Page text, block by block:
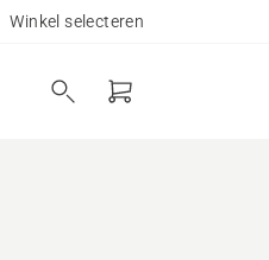
Winkel selecteren